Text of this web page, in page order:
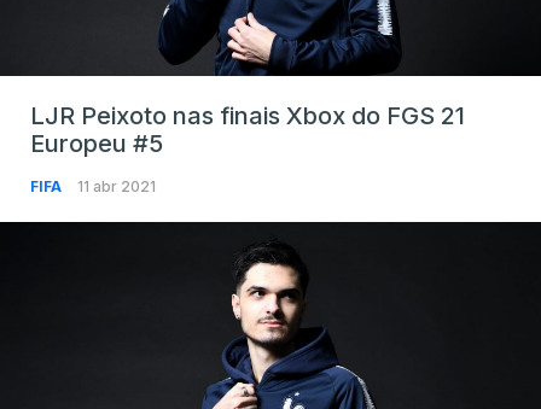
LJR Peixoto nas finais Xbox do FGS 21
Europeu #5
FIFA 11 abr 2021